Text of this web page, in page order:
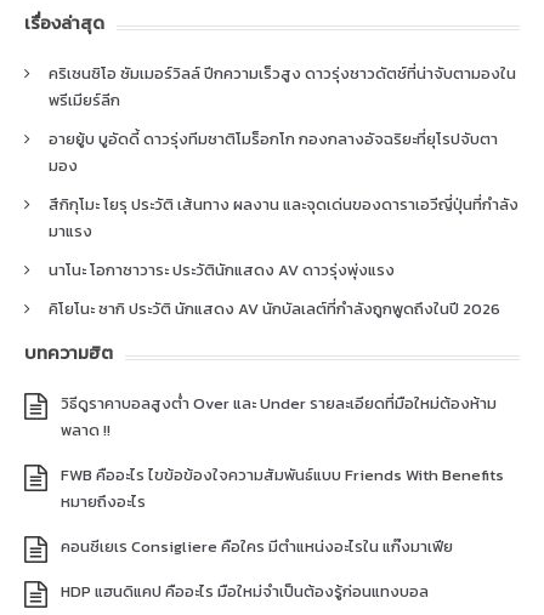
เรื่องล่าสุด
คริเซนซิโอ ซัมเมอร์วิลล์ ปีกความเร็วสูง ดาวรุ่งชาวดัตช์ที่น่าจับตามองใน
พรีเมียร์ลีก
อายยู้บ บูอัดดี้ ดาวรุ่งทีมชาติโมร็อกโก กองกลางอัจฉริยะที่ยุโรปจับตา
มอง
สึกิกุโมะ โยรุ ประวัติ เส้นทาง ผลงาน และจุดเด่นของดาราเอวีญี่ปุ่นที่กำลัง
มาแรง
นาโนะ โอกาซาวาระ ประวัตินักแสดง AV ดาวรุ่งพุ่งแรง
คิโยโนะ ซากิ ประวัติ นักแสดง AV นักบัลเลต์ที่กำลังถูกพูดถึงในปี 2026
บทความฮิต
วิธีดูราคาบอลสูงต่ำ Over และ Under รายละเอียดที่มือใหม่ต้องห้าม
พลาด !!
FWB คืออะไร ไขข้อข้องใจความสัมพันธ์แบบ Friends With Benefits
หมายถึงอะไร
คอนซีเยเร Consigliere คือใคร มีตำแหน่งอะไรใน แก๊งมาเฟีย
HDP แฮนดิแคป คืออะไร มือใหม่จำเป็นต้องรู้ก่อนแทงบอล